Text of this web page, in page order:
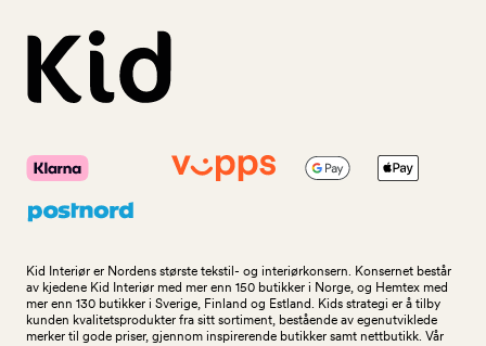
Kid Interiør er Nordens største tekstil- og interiørkonsern. Konsernet består
av kjedene Kid Interiør med mer enn 150 butikker i Norge, og Hemtex med
mer enn 130 butikker i Sverige, Finland og Estland. Kids strategi er å tilby
kunden kvalitetsprodukter fra sitt sortiment, bestående av egenutviklede
merker til gode priser, gjennom inspirerende butikker samt nettbutikk. Vår